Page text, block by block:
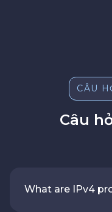
CÂU
Câu
What are IPv4